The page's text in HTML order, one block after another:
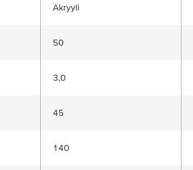
Akryyli
50
3,0
45
140